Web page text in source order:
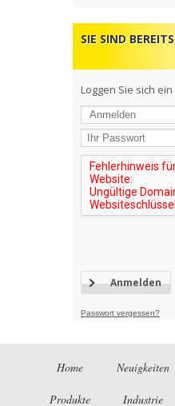
SIE SIND
Loggen Sie sich ein
Passwort vergessen?
Home Neuigkeiten
Produkte Industrie